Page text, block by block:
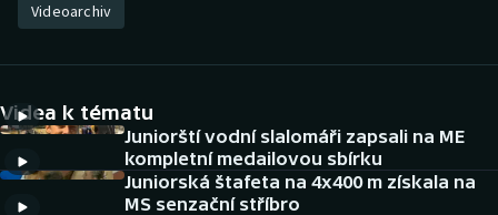
Atletika
DALŠÍ SPORTY
Americký fotbal
NEPŘEHLÉDNĚTE
Videoarchiv
Videa k tématu
Juniorští vodní slalomáři zapsali na ME
kompletní medailovou sbírku
Juniorská štafeta na 4x400 m získala na
MS senzační stříbro